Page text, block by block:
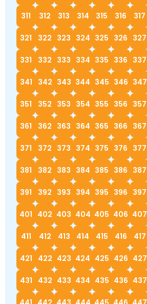
311 312 313 314 315 316 317
321 322 323 324 325 326 327
331 332 333 334 335 336 337
341 342 343 344 345 346 347
351 352 353 354 355 356 357
361 362 363 364 365 366 367
371 372 373 374 375 376 377
381 382 383 384 385 386 387
391 392 393 394 395 396 397
401 402 403 404 405 406 407
411 412 413 414 415 416 417
421 422 423 424 425 426 427
431 432 433 434 435 436 437